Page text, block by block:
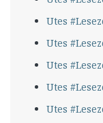
Utes
Utes
Utes
Utes
Utes